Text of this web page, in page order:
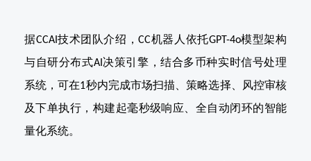
据CCAI 技术团队介绍，CC机器人依托GPT-4o模型架构
与自研分布式AI 决策引擎，结合多币种实时信号处理
系统，可在1秒内完成市场扫描、策略选择、风控审核
及下单执行，构建起毫秒级响应、全自动闭环的智能
量化系统。